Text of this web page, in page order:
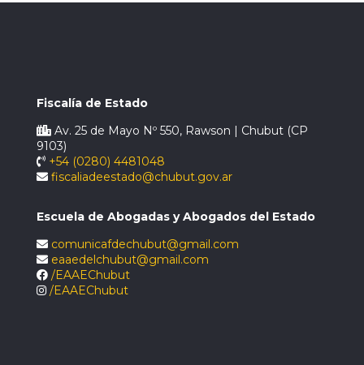
Fiscalía de Estado
Av. 25 de Mayo Nº 550, Rawson | Chubut (CP
9103)
+54 (0280) 4481048
fiscaliadeestado@chubut.gov.ar
Escuela de Abogadas y Abogados del Estado
comunicafdechubut@gmail.com
eaaedelchubut@gmail.com
/EAAEChubut
/EAAEChubut